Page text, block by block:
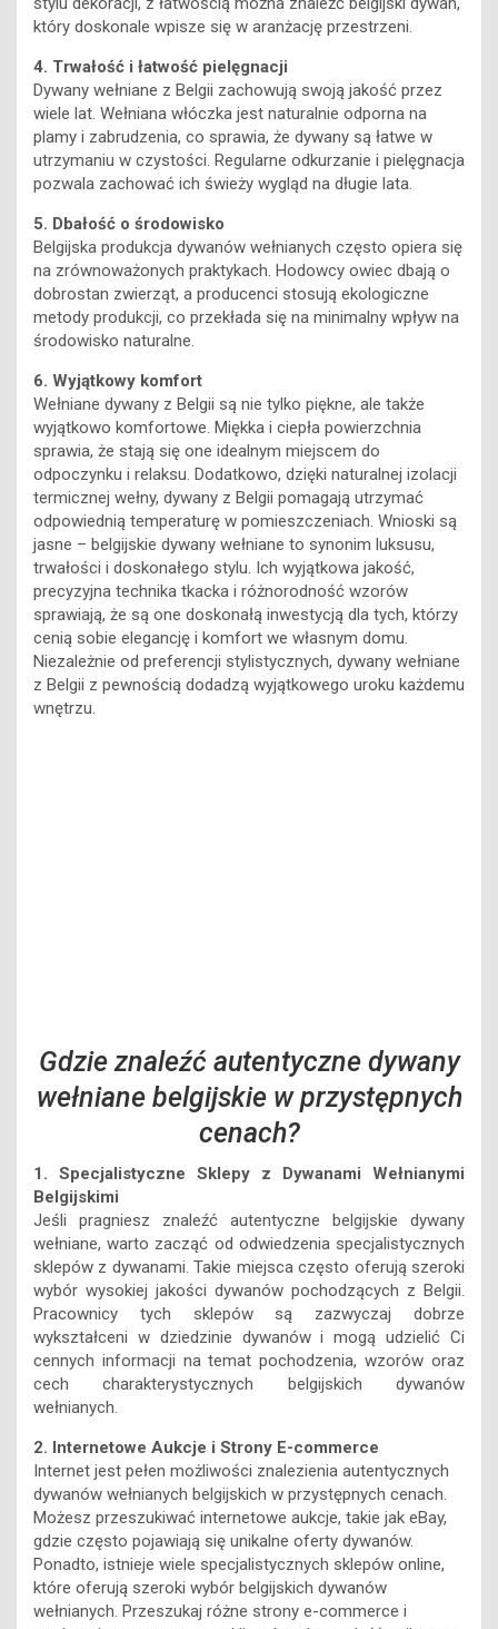
4. Trwałość i łatwość pielęgnacji
wiele lat. Wełniana włóczka jest naturalnie odporna na
plamy i zabrudzenia, co sprawia, że dywany są łatwe w
utrzymaniu w czystości. Regularne odkurzanie i pielęgnacja
pozwala zachować ich świeży wygląd na długie lata.
5. Dbałość o środowisko
na zrównoważonych praktykach. Hodowcy owiec dbają o
dobrostan zwierząt, a producenci stosują ekologiczne
metody produkcji, co przekłada się na minimalny wpływ na
środowisko naturalne.
6. Wyjątkowy komfort
wyjątkowo komfortowe. Miękka i ciepła powierzchnia
sprawia, że stają się one idealnym miejscem do
odpoczynku i relaksu. Dodatkowo, dzięki naturalnej izolacji
termicznej wełny, dywany z Belgii pomagają utrzymać
odpowiednią temperaturę w pomieszczeniach. Wnioski są
jasne – belgijskie dywany wełniane to synonim luksusu,
trwałości i doskonałego stylu. Ich wyjątkowa jakość,
precyzyjna technika tkacka i różnorodność wzorów
sprawiają, że są one doskonałą inwestycją dla tych, którzy
cenią sobie elegancję i komfort we własnym domu.
Niezależnie od preferencji stylistycznych, dywany wełniane
z Belgii z pewnością dodadzą wyjątkowego uroku każdemu
wnętrzu.
wełniane belgijskie w przystępnych
cenach?
1. Specjalistyczne Sklepy z Dywanami Wełnianymi
Jeśli pragniesz znaleźć autentyczne belgijskie dywany
wełniane, warto zacząć od odwiedzenia specjalistycznych
sklepów z dywanami. Takie miejsca często oferują szeroki
wybór wysokiej jakości dywanów pochodzących z Belgii.
Pracownicy tych sklepów są zazwyczaj dobrze
wykształceni w dziedzinie dywanów i mogą udzielić Ci
cennych informacji na temat pochodzenia, wzorów oraz
cech charakterystycznych belgijskich dywanów
wełnianych.
2. Internetowe Aukcje i Strony E-commerce
dywanów wełnianych belgijskich w przystępnych cenach.
Możesz przeszukiwać internetowe aukcje, takie jak eBay,
gdzie często pojawiają się unikalne oferty dywanów.
Ponadto, istnieje wiele specjalistycznych sklepów online,
które oferują szeroki wybór belgijskich dywanów
wełnianych. Przeszukaj różne strony e-commerce i
porównaj ceny oraz oceny klientów, aby znaleźć najlepszą
ofertę.